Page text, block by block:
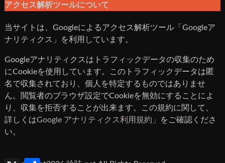
アクセス解析ツールについて
当サイトは、Googleによるアクセス解析ツール「Googleア
ナリティクス」を利用しています。
Googleアナリティクスはトラフィックデータの収集のため
にCookieを使用しています。このトラフィックデータは匿
名で収集されており、個人を特定するものではありませ
ん。閲覧者のブラウザ設定でCookieを無効にすることによ
り、収集を拒否することが出来ます。この規約に関して、
詳しくはGoogle アナリティクス利用規約」
をご確認くださ
い。